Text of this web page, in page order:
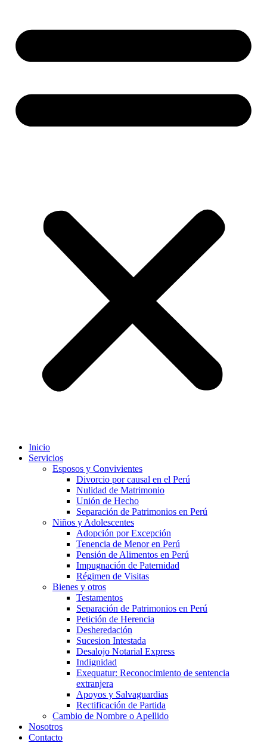
Inicio
Servicios
Esposos y Convivientes
Divorcio por causal en el Perú
Nulidad de Matrimonio
Unión de Hecho
Separación de Patrimonios en Perú
Niños y Adolescentes
Adopción por Excepción
Tenencia de Menor en Perú
Pensión de Alimentos en Perú
Impugnación de Paternidad
Régimen de Visitas
Bienes y otros
Testamentos
Separación de Patrimonios en Perú
Petición de Herencia
Desheredación
Sucesion Intestada
Desalojo Notarial Express
Indignidad
Exequatur: Reconocimiento de sentencia
extranjera
Apoyos y Salvaguardias
Rectificación de Partida
Cambio de Nombre o Apellido
Nosotros
Contacto